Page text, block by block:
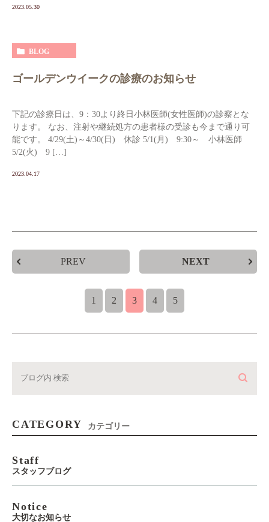
2023.05.30
BLOG
ゴールデンウイークの診療のお知らせ
下記の診療日は、9：30より終日小林医師(女性医師)の診察とな
ります。 なお、注射や継続処方の患者様の受診も今まで通り可
能です。 4/29(土)～4/30(日) 休診 5/1(月) 9:30～ 小林医師
5/2(火) 9 […]
2023.04.17
PREV
1 2 3 4 5
NEXT
CATEGORY カテゴリー
Staff
スタッフブログ
Notice
大切なお知らせ